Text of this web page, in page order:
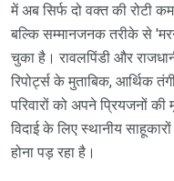
में अब सिर्फ दो वक्त की रोटी
बल्कि सम्मानजनक तरीके से
चुका है। रावलपिंडी और
रिपोर्ट्स के मुताबिक, आर्थिक
परिवारों को अपने प्रियजनों
विदाई के लिए स्थानीय
होना पड़ रहा है।